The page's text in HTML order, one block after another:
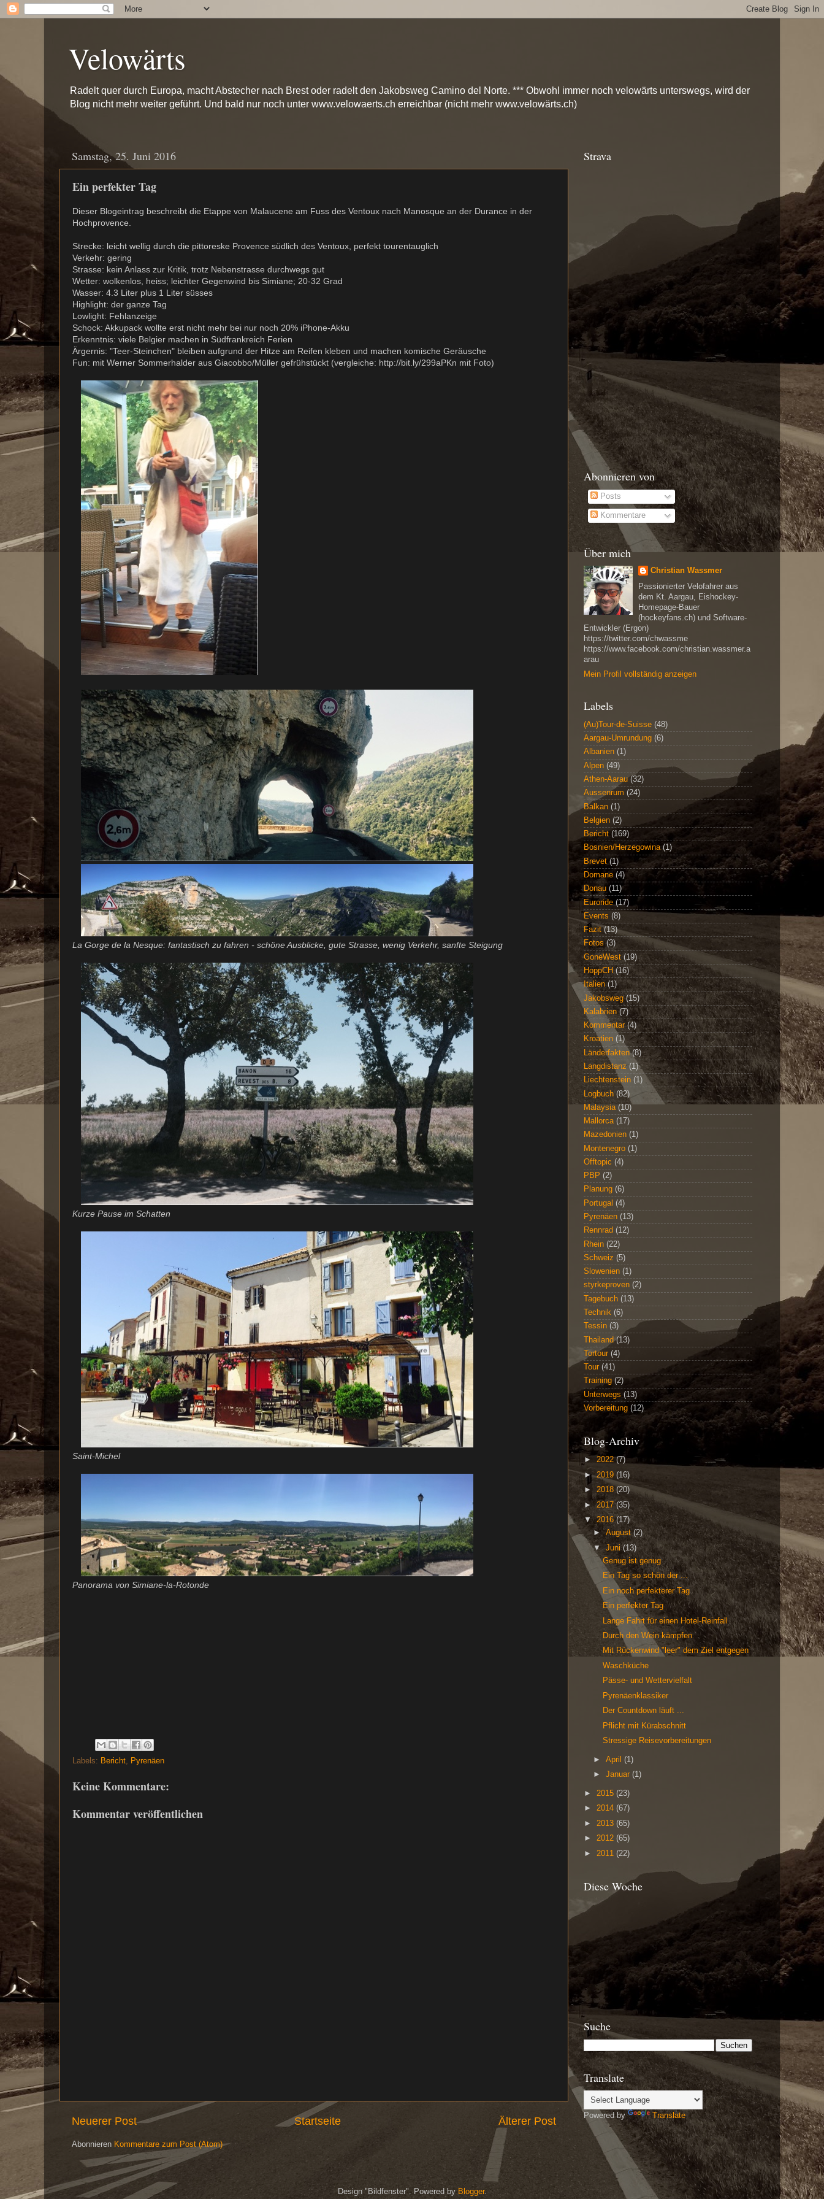
Velowärts
Radelt quer durch Europa, macht Abstecher nach Brest oder radelt den Jakobsweg Camino del Norte. *** Obwohl immer noch velowärts unterswegs, wird der
Blog nicht mehr weiter geführt. Und bald nur noch unter www.velowaerts.ch erreichbar (nicht mehr www.velowärts.ch)
Samstag, 25. Juni 2016
Ein perfekter Tag
Dieser Blogeintrag beschreibt die Etappe von Malaucene am Fuss des Ventoux nach Manosque an der Durance in der
Hochprovence.
Strecke: leicht wellig durch die pittoreske Provence südlich des Ventoux, perfekt tourentauglich
Verkehr: gering
Strasse: kein Anlass zur Kritik, trotz Nebenstrasse durchwegs gut
Wetter: wolkenlos, heiss; leichter Gegenwind bis Simiane; 20-32 Grad
Wasser: 4.3 Liter plus 1 Liter süsses
Highlight: der ganze Tag
Lowlight: Fehlanzeige
Schock: Akkupack wollte erst nicht mehr bei nur noch 20% iPhone-Akku
Erkenntnis: viele Belgier machen in Südfrankreich Ferien
Ärgernis: "Teer-Steinchen" bleiben aufgrund der Hitze am Reifen kleben und machen komische Geräusche
Fun: mit Werner Sommerhalder aus Giacobbo/Müller gefrühstückt (vergleiche: http://bit.ly/299aPKn mit Foto)
La Gorge de la Nesque: fantastisch zu fahren - schöne Ausblicke, gute Strasse, wenig Verkehr, sanfte Steigung
Kurze Pause im Schatten
Saint-Michel
Panorama von Simiane-la-Rotonde
Labels: Bericht, Pyrenäen
Keine Kommentare:
Kommentar veröffentlichen
Neuerer Post Älterer Post
Startseite
Abonnieren Kommentare zum Post (Atom)
Strava
Abonnieren von
Posts
Kommentare
Über mich
Christian Wassmer
Passionierter Velofahrer aus
dem Kt. Aargau, Eishockey-
Homepage-Bauer
(hockeyfans.ch) und Software-
Entwickler (Ergon)
https://twitter.com/chwassme
https://www.facebook.com/christian.wassmer.a
arau
Mein Profil vollständig anzeigen
Labels
(Au)Tour-de-Suisse (48)
Aargau-Umrundung (6)
Albanien (1)
Alpen (49)
Athen-Aarau (32)
Aussenrum (24)
Balkan (1)
Belgien (2)
Bericht (169)
Bosnien/Herzegowina (1)
Brevet (1)
Domane (4)
Donau (11)
Euroride (17)
Events (8)
Fazit (13)
Fotos (3)
GoneWest (19)
HoppCH (16)
Italien (1)
Jakobsweg (15)
Kalabrien (7)
Kommentar (4)
Kroatien (1)
Länderfakten (8)
Langdistanz (1)
Liechtenstein (1)
Logbuch (82)
Malaysia (10)
Mallorca (17)
Mazedonien (1)
Montenegro (1)
Offtopic (4)
PBP (2)
Planung (6)
Portugal (4)
Pyrenäen (13)
Rennrad (12)
Rhein (22)
Schweiz (5)
Slowenien (1)
styrkeproven (2)
Tagebuch (13)
Technik (6)
Tessin (3)
Thailand (13)
Tortour (4)
Tour (41)
Training (2)
Unterwegs (13)
Vorbereitung (12)
Blog-Archiv
► 2022 (7)
►2019 (16)
► 2018 (20)
►2017(35)
▼2016(17)
►August(2)
▼Juni(13)
Genug ist genug
Ein Tag so schön der ...
Ein noch perfekterer Tag
Ein perfekter Tag
Lange Fahrt für einen Hotel-Reinfall
Durch den Wein kämpfen
Mit Rückenwind "leer" dem Ziel entgegen
Waschküche
Pässe- und Wettervielfalt
Pyrenäenklassiker
Der Countdown läuft ...
Pflicht mit Kürabschnitt
Stressige Reisevorbereitungen
►April(1)
►Januar(1)
► 2015 (23)
► 2014 (67)
► 2013 (65)
► 2012 (65)
► 2011 (22)
Diese Woche
Suche
Translate
Powered by Translate
Design "Bildfenster". Powered by Blogger.